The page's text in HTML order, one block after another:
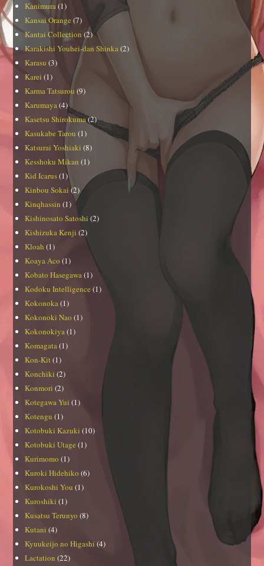
Kanimura(1)
Kansai Orange (7)
Kantai Collection (2)
Karakishi Youhei-dan Shinka(2)
Karasu (3)
Karei (1)
Karma Tatsurou (9)
Karumaya(4)
Kasetsu Shirokuma(2)
Kasukabe Tarou (1)
Katsurai Yoshiaki (8)
Kesshoku Mikan (1)
Kid Icarus(1)
Kinbou Sokai (2)
Kinqhassin (1)
Kishinosato Satoshi (2)
Kishizuka Kenji (2)
Kloah (1)
Koaya Aco (1)
Kobato Hasegawa(1)
Kodoku Intelligence (1)
Kokonoka(1)
Kokonoki Nao (1)
Kokonokiya(1)
Komagata(1)
Kon-Kit(1)
Konchiki (2)
Konmori (2)
Kotegawa Yui (1)
Kotengu (1)
Kotobuki Kazuki (10)
Kotobuki Utage (1)
Kurimomo (1)
Kuroki Hidehiko (6)
Kurokoshi You (1)
Kuroshiki (1)
Kusatsu Terunyo (8)
Kutani (4)
Kyuukeijo no Higashi (4)
Lactation (22)